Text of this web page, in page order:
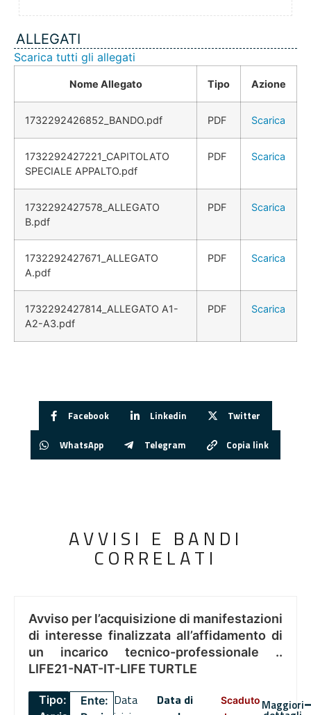
ALLEGATI
Scarica tutti gli allegati
Nome Allegato Tipo Azione
1732292426852_BANDO.pdf PDF Scarica
1732292427221_CAPITOLATO
SPECIALE APPALTO.pdf
PDF Scarica
1732292427578_ALLEGATO
B.pdf
PDF Scarica
1732292427671_ALLEGATO
A.pdf
PDF Scarica
1732292427814_ALLEGATO A1-
A2-A3.pdf
PDF Scarica
Facebook Linkedin Twitter
WhatsApp Telegram Copia link
AVVISI E BANDI
CORRELATI
Avviso per l’acquisizione di manifestazioni
di interesse finalizzata all’affidamento di
un incarico tecnico-professionale ..
LIFE21-NAT-IT-LIFE TURTLE
Tipo:
Ente: Data
Data di
Scaduto Maggiori